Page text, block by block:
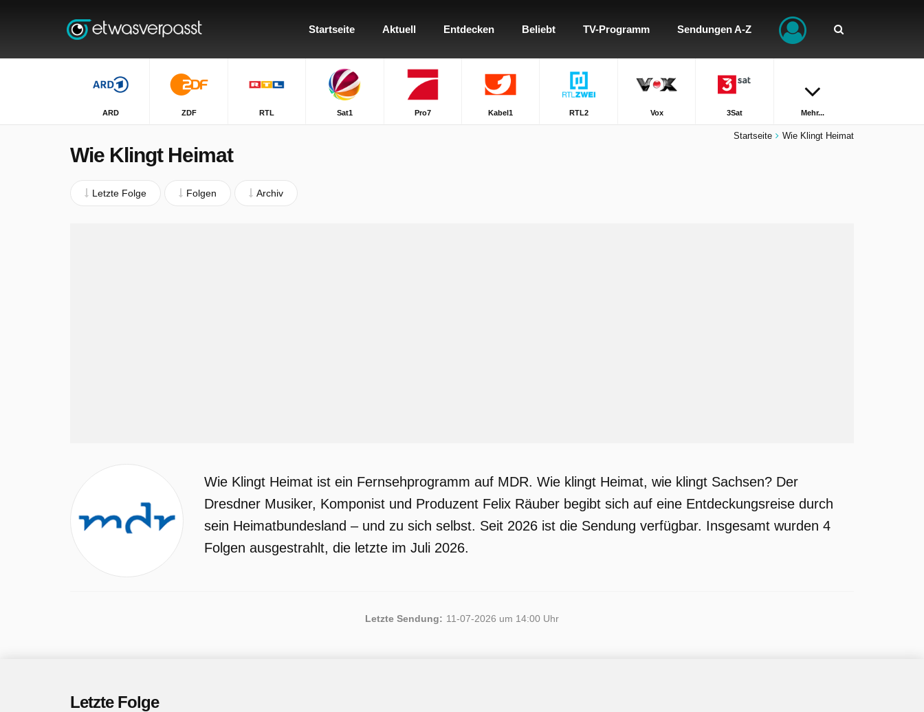
Startseite Aktuell Entdecken Beliebt TV-Programm Sendungen A-Z
ARD ZDF RTL Sat1 Pro7 Kabel1 RTL2 Vox 3Sat Mehr...
Startseite Wie Klingt Heimat
Wie Klingt Heimat
Letzte Folge Folgen Archiv
Wie Klingt Heimat ist ein Fernsehprogramm auf MDR. Wie klingt Heimat, wie klingt Sachsen? Der
Dresdner Musiker, Komponist und Produzent Felix Räuber begibt sich auf eine Entdeckungsreise durch
sein Heimatbundesland – und zu sich selbst. Seit 2026 ist die Sendung verfügbar. Insgesamt wurden 4
Folgen ausgestrahlt, die letzte im Juli 2026.
Letzte Sendung: 11-07-2026 um 14:00 Uhr
Letzte Folge